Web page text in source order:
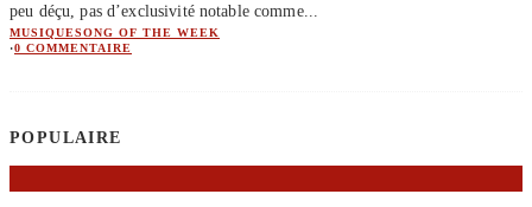
peu déçu, pas d’exclusivité notable comme...
MUSIQUESONG OF THE WEEK
·0 COMMENTAIRE
POPULAIRE